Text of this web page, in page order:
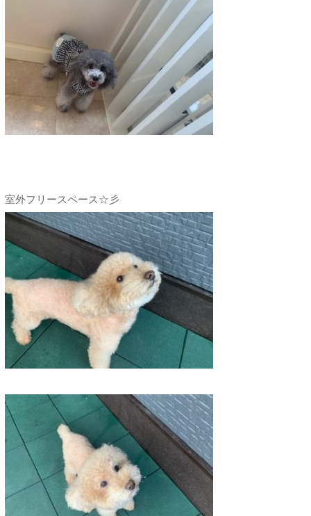
室外フリースペース☆彡